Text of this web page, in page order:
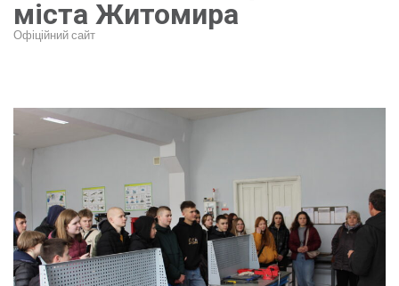
міста Житомира
Офіційний сайт